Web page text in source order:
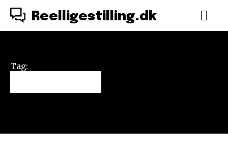
Reelligestilling.dk
Tag: